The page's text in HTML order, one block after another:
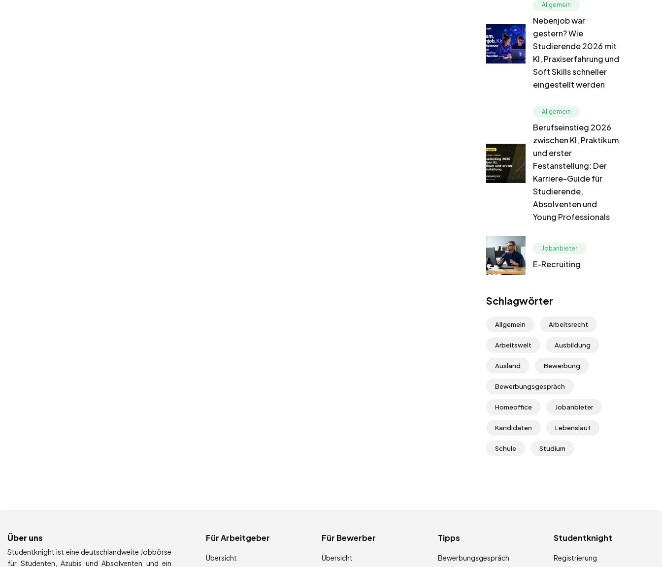
Allgemein
Nebenjob war
gestern? Wie
Studierende 2026 mit
KI, Praxiserfahrung und
Soft Skills schneller
eingestellt werden
Allgemein
Berufseinstieg 2026
zwischen KI, Praktikum
und erster
Festanstellung: Der
Karriere-Guide für
Studierende,
Absolventen und
Young Professionals
Jobanbieter
E-Recruiting
Schlagwörter
Allgemein Arbeitsrecht
Arbeitswelt Ausbildung
Ausland Bewerbung
Bewerbungsgespräch
Homeoffice Jobanbieter
Kandidaten Lebenslauf
Schule Studium
Über uns
Studentknight ist eine deutschlandweite Jobbörse
für Studenten, Azubis und Absolventen und ein
Für Arbeitgeber
Übersicht
Für Bewerber
Übersicht
Tipps
Bewerbungsgespräch
Studentknight
Registrierung